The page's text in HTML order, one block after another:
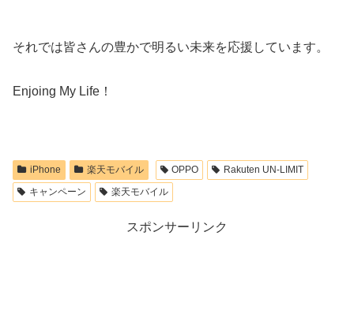
それでは皆さんの豊かで明るい未来を応援しています。
Enjoing My Life！
iPhone 楽天モバイル OPPO
Rakuten UN-LIMIT
キャンペーン
楽天モバイル
スポンサーリンク